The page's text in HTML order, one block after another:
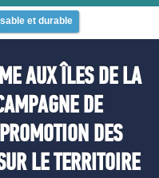
et durable
AUX ÎLES DE LA
DE
DES
LE TERRITOIRE